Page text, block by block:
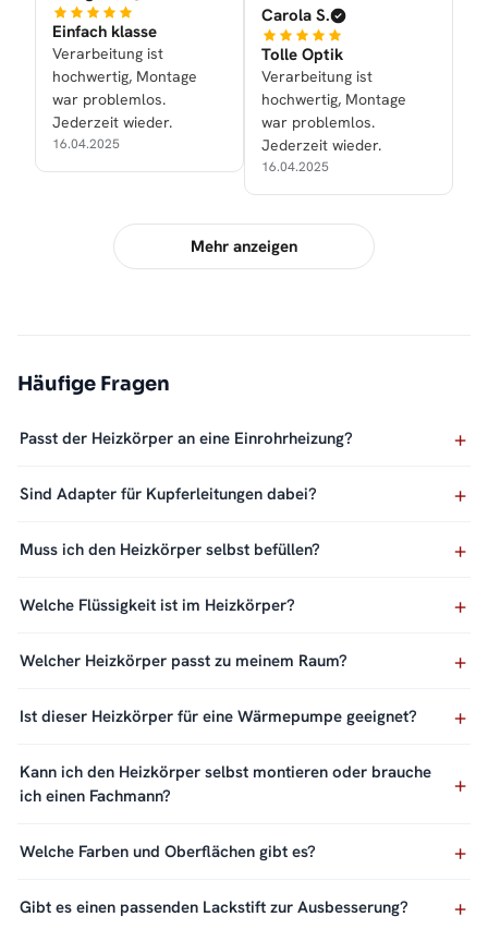
Einfach klasse
Verarbeitung ist
hochwertig, Montage
war problemlos.
Jederzeit wieder.
16.04.2025
Carola S.
Tolle Optik
Verarbeitung ist
hochwertig, Montage
war problemlos.
Jederzeit wieder.
16.04.2025
Mehr anzeigen
Häufige Fragen
Passt der Heizkörper an eine Einrohrheizung?
Sind Adapter für Kupferleitungen dabei?
Muss ich den Heizkörper selbst befüllen?
Welche Flüssigkeit ist im Heizkörper?
Welcher Heizkörper passt zu meinem Raum?
Ist dieser Heizkörper für eine Wärmepumpe geeignet?
Kann ich den Heizkörper selbst montieren oder brauche
ich einen Fachmann?
Welche Farben und Oberflächen gibt es?
Gibt es einen passenden Lackstift zur Ausbesserung?